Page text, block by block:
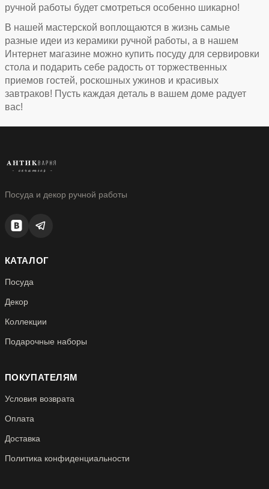
ручной работы будет смотреться особенно шикарно!
В нашей мастерской воплощаются в жизнь самые
разные идеи из керамики ручной работы, а в нашем
Интернет магазине можно купить посуду для сервировки
стола и подарить себе радость от торжественных
приемов гостей, роскошных ужинов и красивых
завтраков! Пусть каждая деталь в вашем доме радует
вас!
Посуда и декор ручной работы
КАТАЛОГ
Посуда
Декор
Коллекции
Подарочные наборы
ПОКУПАТЕЛЯМ
Условия возврата
Оплата
Доставка
Политика конфиденциальности